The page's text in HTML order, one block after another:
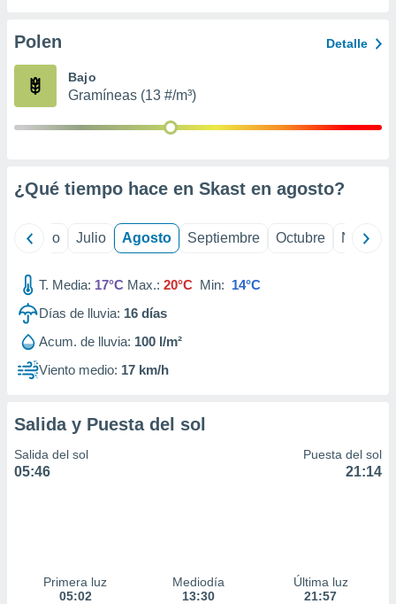
e
mediante
de
Polen Detalle
Bajo
Gramíneas (13 #/m³)
¿Qué tiempo hace en Skast en agosto?
Junio Julio Agosto Septiembre Octubre
T. Media: 17°C Max.: 20°C Min: 14°C
Días de lluvia: 16 días
Acum. de lluvia: 100 l/m²
Viento medio: 17 km/h
Salida y Puesta del sol
Salida del sol
05:46
Puesta del sol
21:14
Primera luz
05:02
Mediodía
13:30
Última luz
21:57